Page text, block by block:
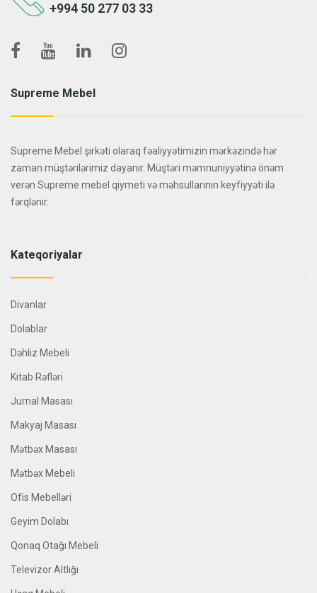
+994 50 277 03 33
Supreme Mebel
Supreme Mebel şirkəti olaraq fəaliyyətimizin mərkəzində hər
zaman müştərilərimiz dayanır. Müştəri məmnuniyyətinə önəm
verən Supreme mebel qiymeti və məhsullarının keyfiyyəti ilə
fərqlənir.
Kateqoriyalar
Divanlar
Dolablar
Dəhliz Mebeli
Kitab Rəfləri
Jurnal Masası
Makyaj Masası
Mətbəx Masası
Mətbəx Mebeli
Ofis Mebelləri
Geyim Dolabı
Qonaq Otağı Mebeli
Televizor Altlığı